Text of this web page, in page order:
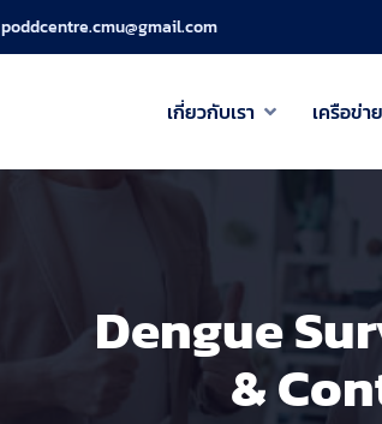
poddcentre.cmu@gmail.com
เกี่ยวกับเรา เครือข่า
Dengue
&